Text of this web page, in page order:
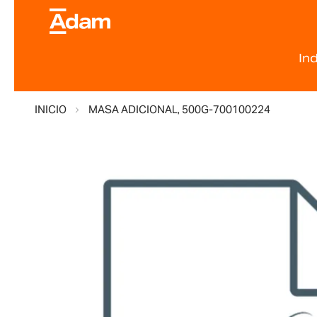
INICIO MASA ADICIONAL, 500G-700100224